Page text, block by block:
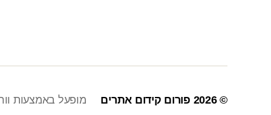
© 2026 פורום קידום אתרים מופעל באמצעות